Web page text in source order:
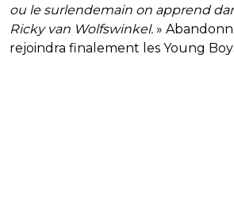
ou le surlendemain on apprend
Ricky van Wolfswinkel. »
rejoindra finalement les Young